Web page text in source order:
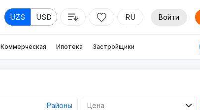
UZS USD RU Войти
Коммерческая Ипотека Застройщики
Районы Цена